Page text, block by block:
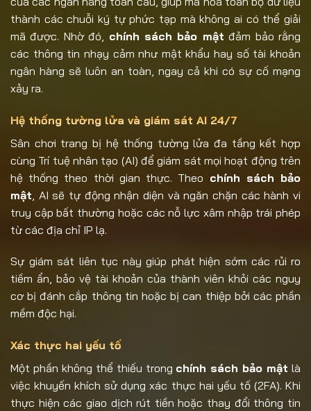
thành các chuỗi ký tự phức tạp mà không ai có thể giải
mã được. Nhờ đó, chính sách bảo mật đảm bảo rằng
các thông tin nhạy cảm như mật khẩu hay số tài khoản
ngân hàng sẽ luôn an toàn, ngay cả khi có sự cố mạng
xảy ra.
Hệ thống tường lửa và giám sát AI 24/7
Sân chơi trang bị hệ thống tường lửa đa tầng kết hợp
cùng Trí tuệ nhân tạo (AI) để giám sát mọi hoạt động trên
hệ thống theo thời gian thực. Theo chính sách bảo
mật , AI sẽ tự động nhận diện và ngăn chặn các hành vi
truy cập bất thường hoặc các nỗ lực xâm nhập trái phép
từ các địa chỉ IP lạ.
Sự giám sát liên tục này giúp phát hiện sớm các rủi ro
tiềm ẩn, bảo vệ tài khoản của thành viên khỏi các nguy
cơ bị đánh cắp thông tin hoặc bị can thiệp bởi các phần
mềm độc hại.
Xác thực hai yếu tố
Một phần không thể thiếu trong chính sách bảo mật là
việc khuyến khích sử dụng xác thực hai yếu tố (2FA). Khi
thực hiện các giao dịch rút tiền hoặc thay đổi thông tin